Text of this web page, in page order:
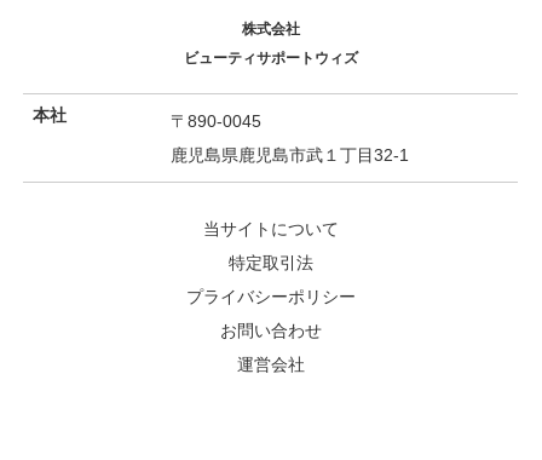
株式会社
ビューティサポートウィズ
本社
〒890-0045
鹿児島県鹿児島市武１丁目32-1
当サイトについて
特定取引法
プライバシーポリシー
お問い合わせ
運営会社